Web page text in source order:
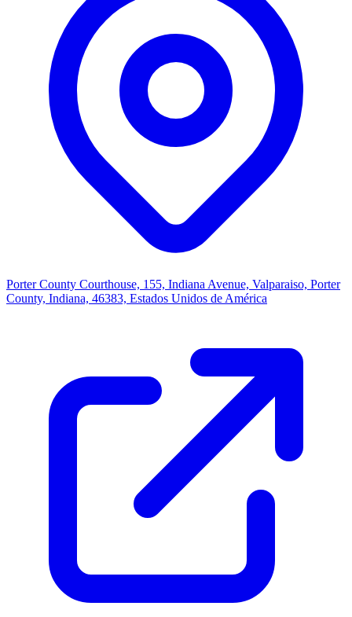
Porter County Courthouse, 155, Indiana Avenue, Valparaiso, Porter
County, Indiana, 46383, Estados Unidos de América